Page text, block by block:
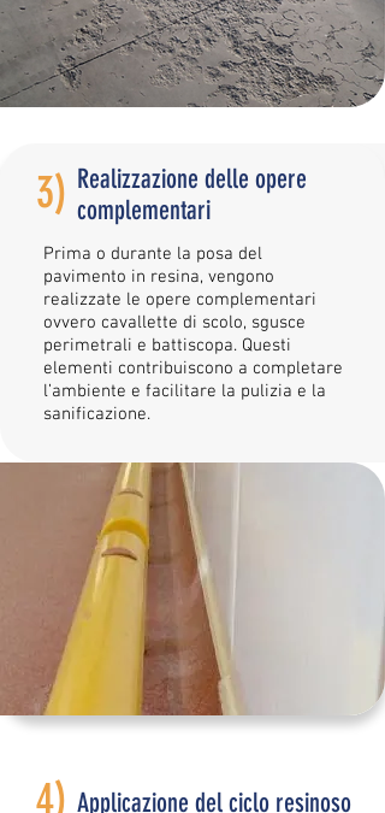
3) Realizzazione delle opere
complementari
Prima o durante la posa del
pavimento in resina, vengono
realizzate le opere complementari
ovvero cavallette di scolo, sgusce
perimetrali e battiscopa. Questi
elementi contribuiscono a completare
l’ambiente e facilitare la pulizia e la
sanificazione.
4) Applicazione del ciclo resinoso